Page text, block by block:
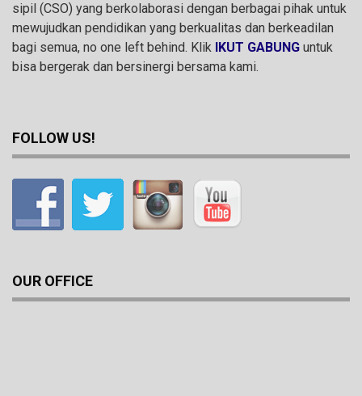
sipil (CSO) yang berkolaborasi dengan berbagai pihak untuk
mewujudkan pendidikan yang berkualitas dan berkeadilan
bagi semua, no one left behind. Klik IKUT GABUNG untuk
bisa bergerak dan bersinergi bersama kami.
FOLLOW US!
OUR OFFICE